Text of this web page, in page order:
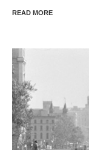
READ MORE